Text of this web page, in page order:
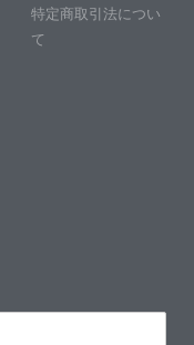
特定商取引法につい
て